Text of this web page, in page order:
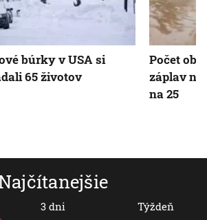
3 dni Týždeň
búrky v USA si
65 životov
Počet
záplav
na 25